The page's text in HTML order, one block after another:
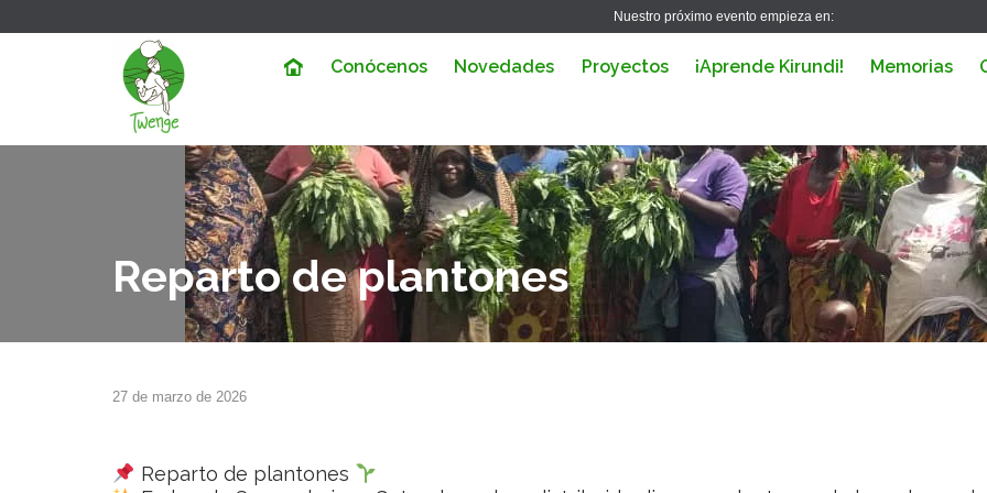
Nuestro próximo evento empieza en:
Conócenos Novedades Proyectos ¡Aprende Kirundi! Memorias
Reparto de plantones
27 de marzo de 2026
Reparto de plantones